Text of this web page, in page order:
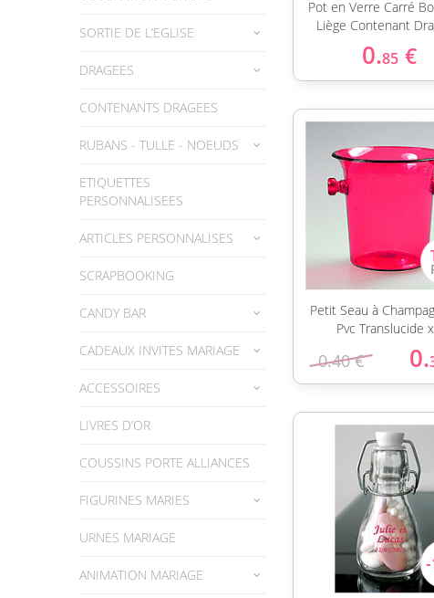
SORTIE DE L’EGLISE
DRAGEES
CONTENANTS DRAGEES
RUBANS - TULLE - NOEUDS
ETIQUETTES
PERSONNALISEES
ARTICLES PERSONNALISES
SCRAPBOOKING
CANDY BAR
CADEAUX INVITES MARIAGE
ACCESSOIRES
LIVRES D’OR
COUSSINS PORTE ALLIANCES
FIGURINES MARIES
URNES MARIAGE
ANIMATION MARIAGE
Pot en Verre Carré
Liège Contenant
0.85 €
Petit Seau à
Pvc Translucide
0.40 € 0.